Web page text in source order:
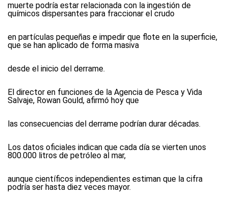
muerte podría estar relacionada con la ingestión de
químicos dispersantes para fraccionar el crudo
en partículas pequeñas e impedir que flote en la superficie,
que se han aplicado de forma masiva
desde el inicio del derrame.
El director en funciones de la Agencia de Pesca y Vida
Salvaje, Rowan Gould, afirmó hoy que
las consecuencias del derrame podrían durar décadas.
Los datos oficiales indican que cada día se vierten unos
800.000 litros de petróleo al mar,
aunque científicos independientes estiman que la cifra
podría ser hasta diez veces mayor.